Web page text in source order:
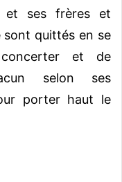
et ses frères et
quittés en se
et de
selon ses
porter haut le